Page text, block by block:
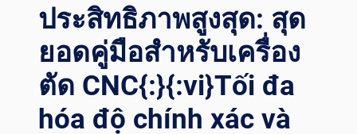
ประสิทธิภาพสูงสุด: สุด
ยอดคู่มือสำหรับเครื่อง
ตัด CNC{:}{:vi}Tối đa
hóa độ chính xác và